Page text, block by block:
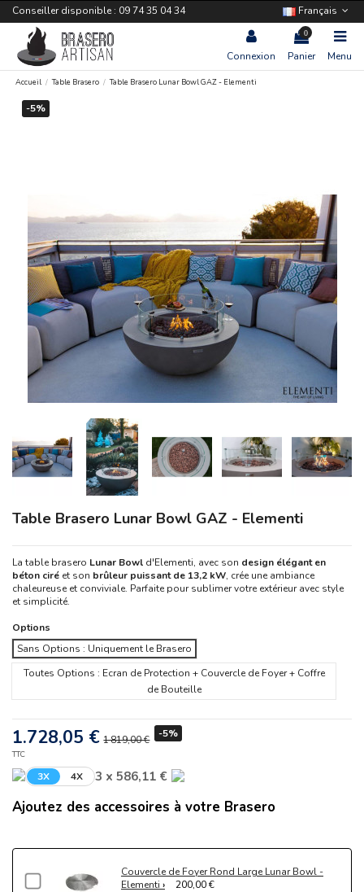
Conseiller disponible : 09 74 35 04 34 Français
Connexion
0
Panier Menu
Accueil Table Brasero Table Brasero Lunar Bowl GAZ - Elementi
-5%
Table Brasero Lunar Bowl GAZ - Elementi
La table brasero Lunar Bowl d'Elementi, avec son design élégant en
béton ciré et son brûleur puissant de 13,2 kW, crée une ambiance
chaleureuse et conviviale. Parfaite pour sublimer votre extérieur avec style
et simplicité.
Options
Sans Options : Uniquement le Brasero
Toutes Options : Ecran de Protection + Couvercle de Foyer + Coffre
de Bouteille
1.728,05 € 1 819,00 € -5%
TTC
3X 4X 3 x 586,11 €
Ajoutez des accessoires à votre Brasero
Couvercle de Foyer Rond Large Lunar Bowl -
Elementi
200,00 €